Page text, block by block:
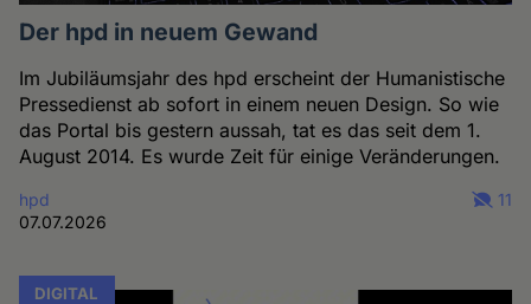
Der hpd in neuem Gewand
Im Jubiläumsjahr des hpd erscheint der Humanistische
Pressedienst ab sofort in einem neuen Design. So wie
das Portal bis gestern aussah, tat es das seit dem 1.
August 2014. Es wurde Zeit für einige Veränderungen.
hpd
07.07.2026
11
DIGITAL